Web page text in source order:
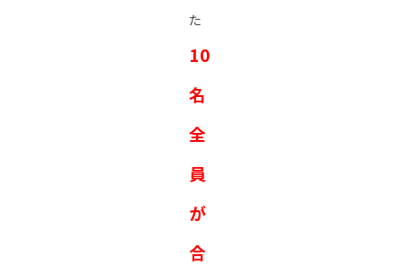
た
10
名
全
員
が
合